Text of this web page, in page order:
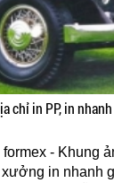
chỉ in PP, in
- Khung
in nhanh